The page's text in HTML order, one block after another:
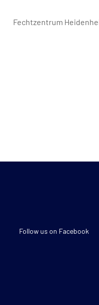
Fechtzentrum
Follow us on Facebook